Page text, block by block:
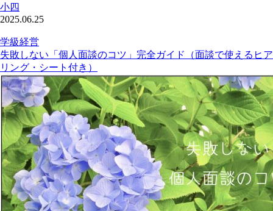
小四
2025.06.25
学級経営
失敗しない「個人面談のコツ」完全ガイド（面談で使えるヒア
リング・シート付き）